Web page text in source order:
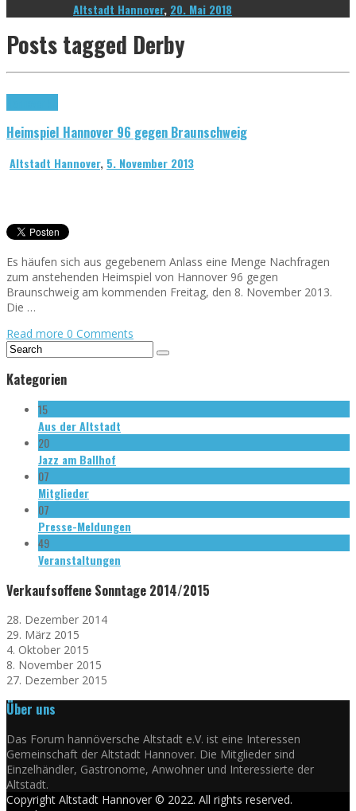
Altstadt Hannover, 20. Mai 2018
Posts tagged Derby
Heimspiel Hannover 96 gegen Braunschweig
Altstadt Hannover, 5. November 2013
Es häufen sich aus gegebenem Anlass eine Menge Nachfragen
zum anstehenden Heimspiel von Hannover 96 gegen
Braunschweig am kommenden Freitag, den 8. November 2013.
Die …
Read more 0 Comments
Kategorien
15
Aus der Altstadt
20
Jazz am Ballhof
07
Mitglieder
07
Presse-Meldungen
49
Veranstaltungen
Verkaufsoffene Sonntage 2014/2015
28. Dezember 2014
29. März 2015
4. Oktober 2015
8. November 2015
27. Dezember 2015
Über uns
Das Forum hannöversche Altstadt e.V. ist eine Interessen
Gemeinschaft der Altstadt Hannover. Die Mitglieder sind
Einzelhändler, Gastronome, Anwohner und Interessierte der
Altstadt.
Copyright Altstadt Hannover © 2022. All rights reserved.